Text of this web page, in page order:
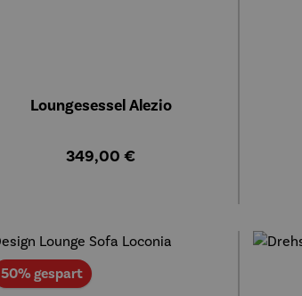
Loungesessel Alezio
Regulärer Preis:
349,00 €
50% gespartRabatt